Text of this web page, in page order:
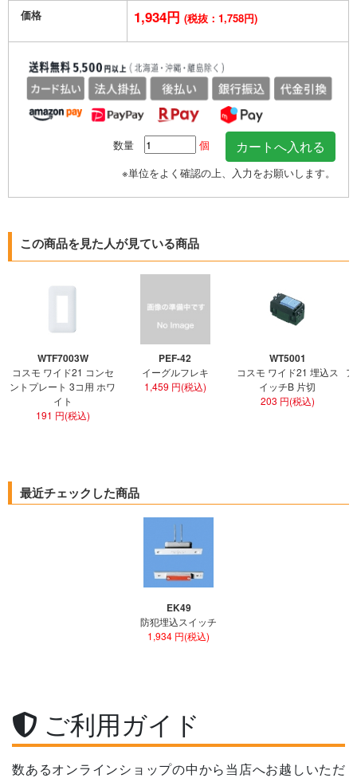
価格
1,934円 (税抜：1,758円)
数量
個
※単位をよく確認の上、入力をお願いします。
この商品を見た人が見ている商品
WTF7003W
コスモ ワイド21 コンセ
ントプレート 3コ用 ホワ
イト
191 円(税込)
PEF-42
イーグルフレキ
1,459 円(税込)
WT5001
コスモ ワイド21 埋込ス
イッチB 片切
203 円(税込)
最近チェックした商品
EK49
防犯埋込スイッチ
1,934 円(税込)
ご利用ガイド
数あるオンラインショップの中から当店へお越しいただ